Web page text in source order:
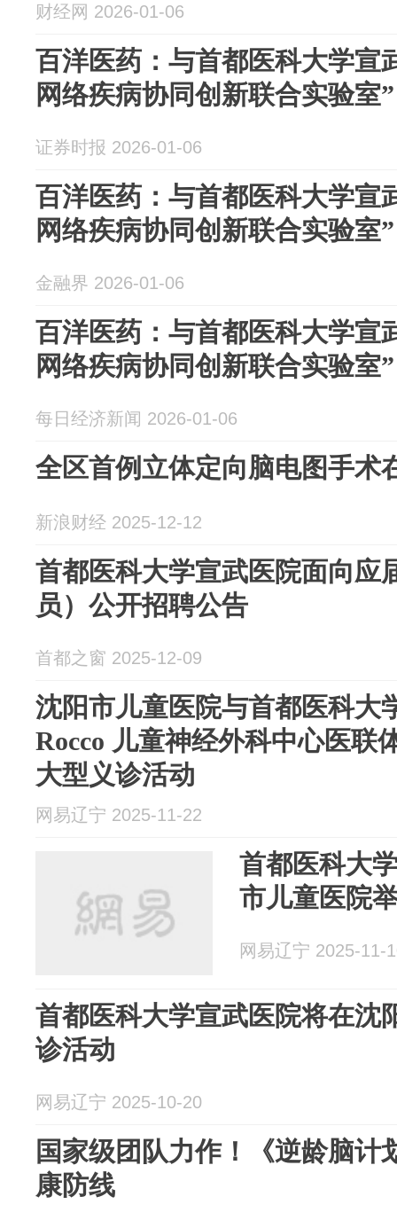
财经网 2026-01-06
百洋医药：与首都医科大学宣
网络疾病协同创新联合实验室”
证券时报 2026-01-06
百洋医药：与首都医科大学宣
网络疾病协同创新联合实验室”
金融界 2026-01-06
百洋医药：与首都医科大学宣
网络疾病协同创新联合实验室”
每日经济新闻 2026-01-06
全区首例立体定向脑电图手术
新浪财经 2025-12-12
首都医科大学宣武医院面向应
员）公开招聘公告
首都之窗 2025-12-09
沈阳市儿童医院与首都医科大
Rocco 儿童神经外科中心医联
大型义诊活动
网易辽宁 2025-11-22
首都医科大
市儿童医院
网易辽宁 2025-11-
首都医科大学宣武医院将在沈
诊活动
网易辽宁 2025-10-20
国家级团队力作！《逆龄脑计
康防线